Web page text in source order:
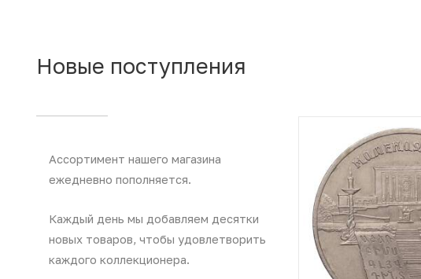
Новые поступления
Ассортимент нашего магазина
ежедневно пополняется.
Каждый день мы добавляем десятки
новых товаров, чтобы удовлетворить
каждого коллекционера.